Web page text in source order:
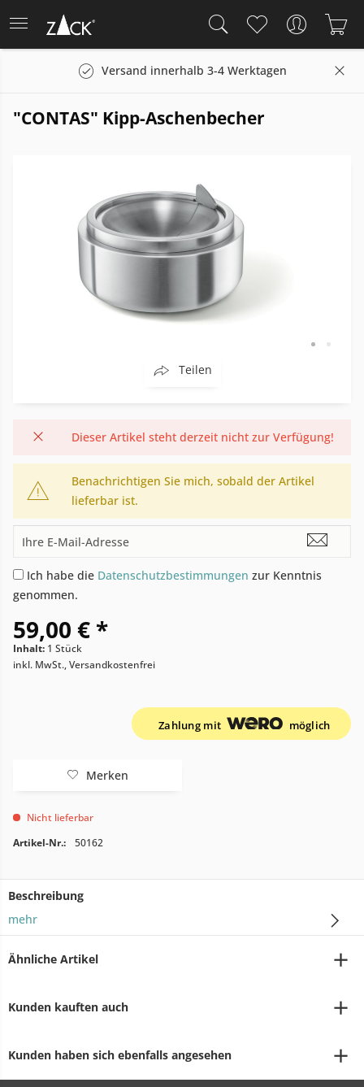
Versand innerhalb 3-4 Werktagen
"CONTAS" Kipp-Aschenbecher
Teilen
Dieser Artikel steht derzeit nicht zur Verfügung!
Benachrichtigen Sie mich, sobald der Artikel
lieferbar ist.
Ich habe die Datenschutzbestimmungen zur Kenntnis
genommen.
59,00 € *
Inhalt: 1 Stück
inkl. MwSt., Versandkostenfrei
Zahlung mit möglich
Merken
Nicht lieferbar
Artikel-Nr.:
50162
Beschreibung
mehr
Ähnliche Artikel
Kunden kauften auch
Kunden haben sich ebenfalls angesehen